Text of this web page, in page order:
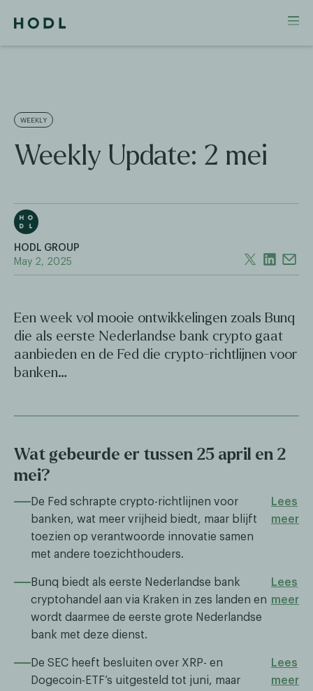
WEEKLY
Weekly Update: 2 mei
HODL GROUP
May 2, 2025
Een week vol mooie ontwikkelingen zoals Bunq
die als eerste Nederlandse bank crypto gaat
aanbieden en de Fed die crypto-richtlijnen voor
banken…
Wat gebeurde er tussen 25 april en 2
mei?
De Fed schrapte crypto-richtlijnen voor
banken, wat meer vrijheid biedt, maar blijft
toezien op verantwoorde innovatie samen
met andere toezichthouders.
Lees
meer
Bunq biedt als eerste Nederlandse bank
cryptohandel aan via Kraken in zes landen en
wordt daarmee de eerste grote Nederlandse
bank met deze dienst.​​
Lees
meer
De SEC heeft besluiten over XRP- en
Dogecoin-ETF’s uitgesteld tot juni, maar
Lees
meer